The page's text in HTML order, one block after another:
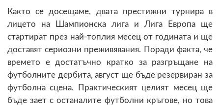
Както се досещаме, двата престижни турнира в
лицето на Шампионска лига и Лига Европа ще
стартират през най-топлия месец от годината и ще
доставят сериозни преживявания. Поради факта, че
времето е достатъчно кратко за разгръщане на
футболните дербита, август ще бъде резервиран за
футболна сцена. Практическият целият месец ще
бъде зает с останалите футболни кръгове, но това